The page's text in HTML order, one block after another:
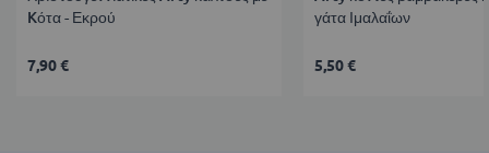
Kότα - Εκρού
7,90 €
γάτα Ιμαλαΐων
5,50 €